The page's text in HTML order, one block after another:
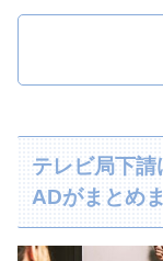
テレビ局下
ADがまとめ